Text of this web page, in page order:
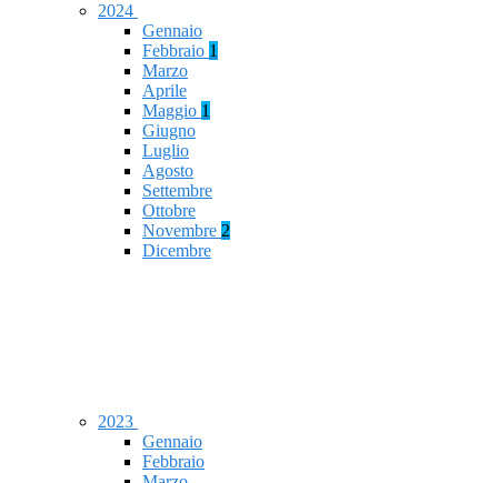
2024
Gennaio
Febbraio 1
Marzo
Aprile
Maggio 1
Giugno
Luglio
Agosto
Settembre
Ottobre
Novembre 2
Dicembre
2023
Gennaio
Febbraio